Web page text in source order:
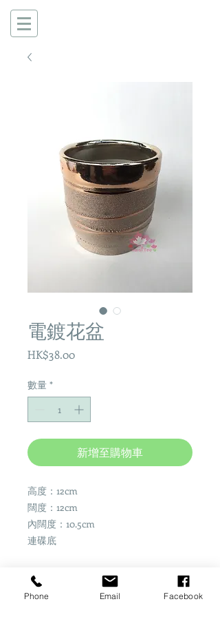
電鍍花盆
HK$38.00價
數量 *
新增至購物車
高度：12cm
闊度：12cm
內闊度：10.5cm
連碟底
Phone Email Facebook